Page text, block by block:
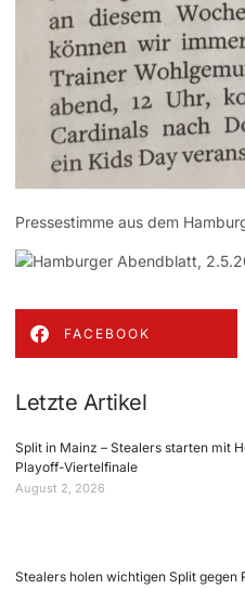
Pressestimme aus dem
FACEBOOK
Letzte Artikel
Split in Mainz – Stealers starten mit
Playoff-Viertelfinale
August 2, 2026
Stealers holen wichtigen Split gegen